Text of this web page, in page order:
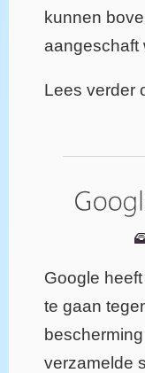
kunnen
aangeschaft
Lees verder
Google
te gaan
verzamelde